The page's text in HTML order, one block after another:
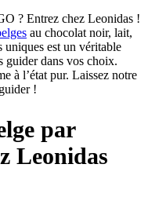
? Entrez chez Leonidas !
au chocolat noir, lait,
uniques est un véritable
guider dans vos choix.
à l’état pur. Laissez notre
!
par
Leonidas